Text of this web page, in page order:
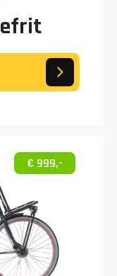
€ 999,-